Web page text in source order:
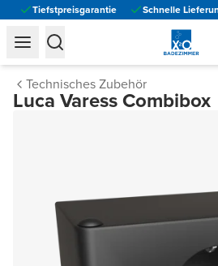
Tiefstpreisgarantie Schnelle
Technisches Zubehör
Luca Varess Combibox